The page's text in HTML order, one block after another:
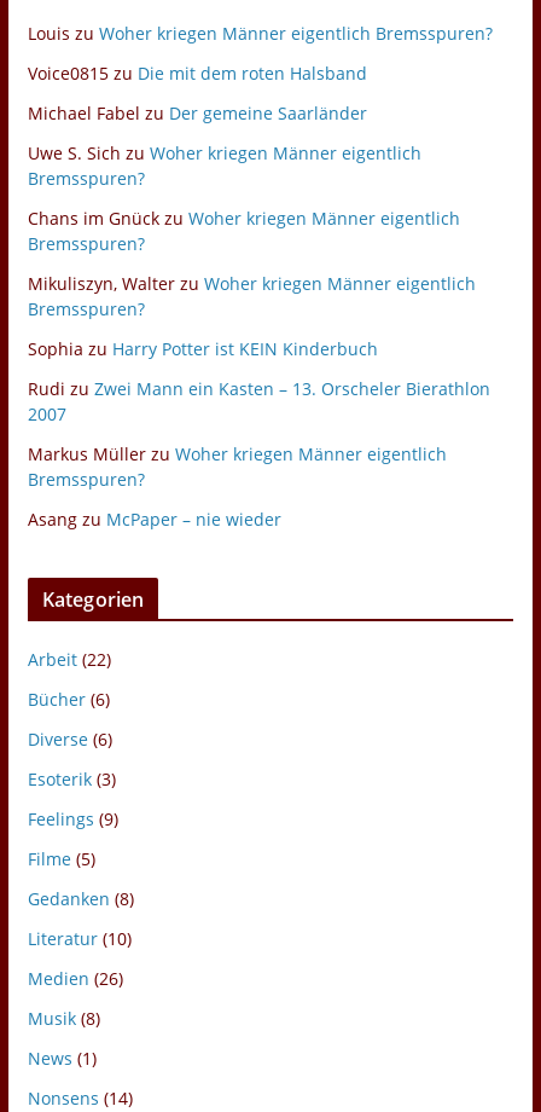
Louis zu Woher kriegen Männer eigentlich Bremsspuren?
Voice0815zu Die mit dem roten Halsband
Michael Fabel zu Der gemeine Saarländer
Uwe S. Sich zu Woher kriegen Männer eigentlich
Bremsspuren?
Chans im Gnückzu Woher kriegen Männer eigentlich
Bremsspuren?
Mikuliszyn, Walterzu Woher kriegen Männer eigentlich
Bremsspuren?
Sophia zu Harry Potter ist KEIN Kinderbuch
Rudi zu Zwei Mann ein Kasten – 13. Orscheler Bierathlon
2007
Markus Müllerzu Woher kriegen Männer eigentlich
Bremsspuren?
Asangzu McPaper – nie wieder
Kategorien
Arbeit(22)
Bücher(6)
Diverse(6)
Esoterik(3)
Feelings (9)
Filme(5)
Gedanken (8)
Literatur(10)
Medien (26)
Musik(8)
News (1)
Nonsens (14)